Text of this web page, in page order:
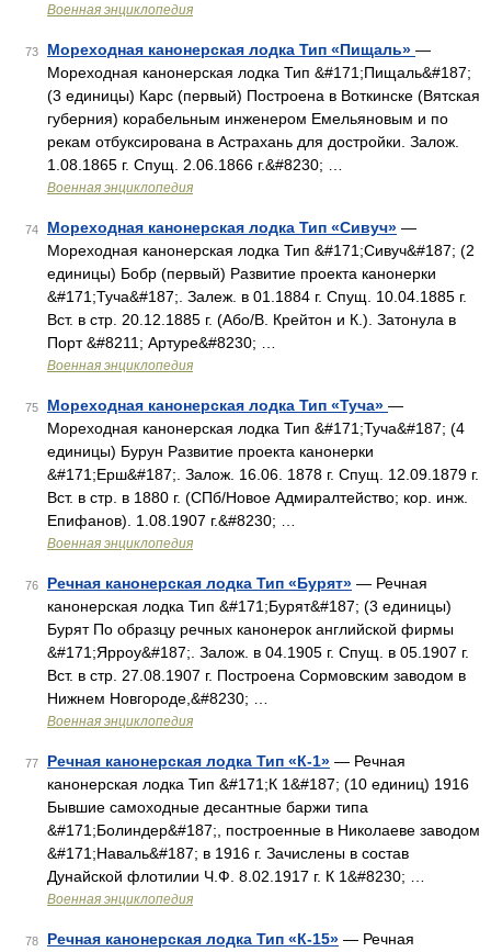
Военная энциклопедия
73 Мореходная канонерская лодка Тип «Пищаль» —
Мореходная канонерская лодка Тип &#171;Пищаль&#187;
(3 единицы) Карс (первый) Построена в Воткинске (Вятская
губерния) корабельным инженером Емельяновым и по
рекам отбуксирована в Астрахань для достройки. Залож.
1.08.1865 г. Спущ. 2.06.1866 г.&#8230; …
Военная энциклопедия
74 Мореходная канонерская лодка Тип «Сивуч» —
Мореходная канонерская лодка Тип &#171;Сивуч&#187; (2
единицы) Бобр (первый) Развитие проекта канонерки
&#171;Туча&#187;. Залеж. в 01.1884 г. Спущ. 10.04.1885 г.
Вст. в стр. 20.12.1885 г. (Або/В. Крейтон и К.). Затонула в
Порт &#8211; Артуре&#8230; …
Военная энциклопедия
75 Мореходная канонерская лодка Тип «Туча» —
Мореходная канонерская лодка Тип &#171;Туча&#187; (4
единицы) Бурун Развитие проекта канонерки
&#171;Ерш&#187;. Залож. 16.06. 1878 г. Спущ. 12.09.1879 г.
Вст. в стр. в 1880 г. (СПб/Новое Адмиралтейство; кор. инж.
Епифанов). 1.08.1907 г.&#8230; …
Военная энциклопедия
76 Речная канонерская лодка Тип «Бурят» — Речная
канонерская лодка Тип &#171;Бурят&#187; (3 единицы)
Бурят По образцу речных канонерок английской фирмы
&#171;Ярроу&#187;. Залож. в 04.1905 г. Спущ. в 05.1907 г.
Вст. в стр. 27.08.1907 г. Построена Сормовским заводом в
Нижнем Новгороде,&#8230; …
Военная энциклопедия
77 Речная канонерская лодка Тип «К-1» — Речная
канонерская лодка Тип &#171;К 1&#187; (10 единиц) 1916
Бывшие самоходные десантные баржи типа
&#171;Болиндер&#187;, построенные в Николаеве заводом
&#171;Наваль&#187; в 1916 г. Зачислены в состав
Дунайской флотилии Ч.Ф. 8.02.1917 г. К 1&#8230; …
Военная энциклопедия
78 Речная канонерская лодка Тип «К-15» — Речная